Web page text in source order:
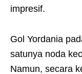
impresif.
Gol Yordania
satunya noda
Namun, secara